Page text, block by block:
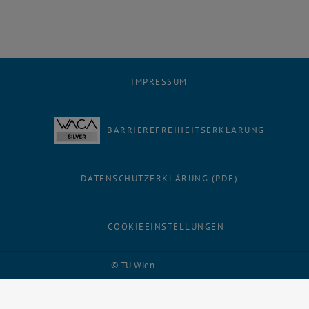
© TU Wien
IMPRESSUM
BARRIEREFREIHEITSERKLÄRUNG
DATENSCHUTZERKLÄRUNG (PDF)
COOKIEEINSTELLUNGEN